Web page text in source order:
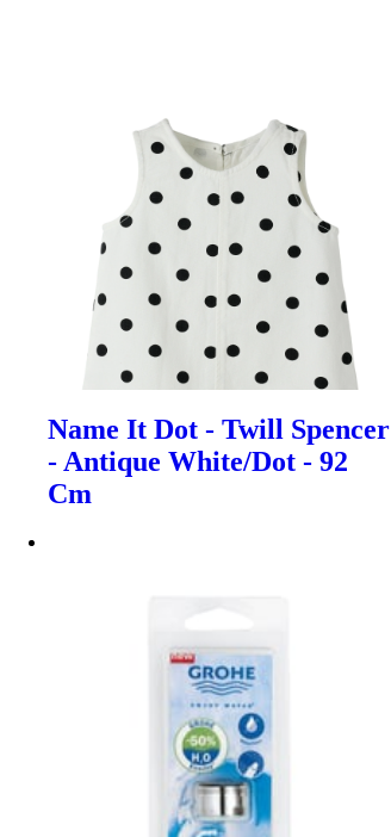
Name It Dot - Twill Spencer
- Antique White/Dot - 92
Cm